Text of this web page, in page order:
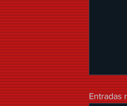
Entradas